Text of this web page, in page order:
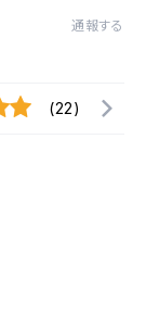
通報する
(22)